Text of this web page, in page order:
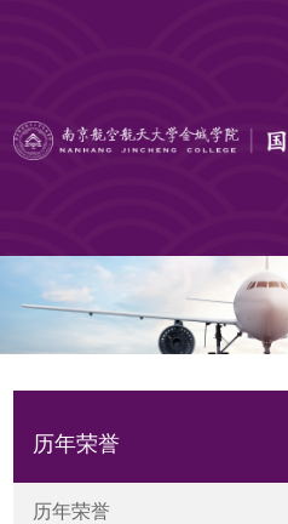
历年荣誉
历年荣誉